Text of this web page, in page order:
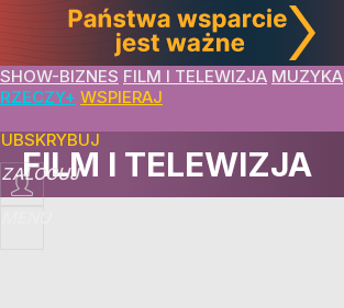
SHOW-BIZNES FILM I TELEWIZJA MUZYKA
RZECZY+ WSPIERAJ
ZALOGUJ
FILM I TELEWIZJA